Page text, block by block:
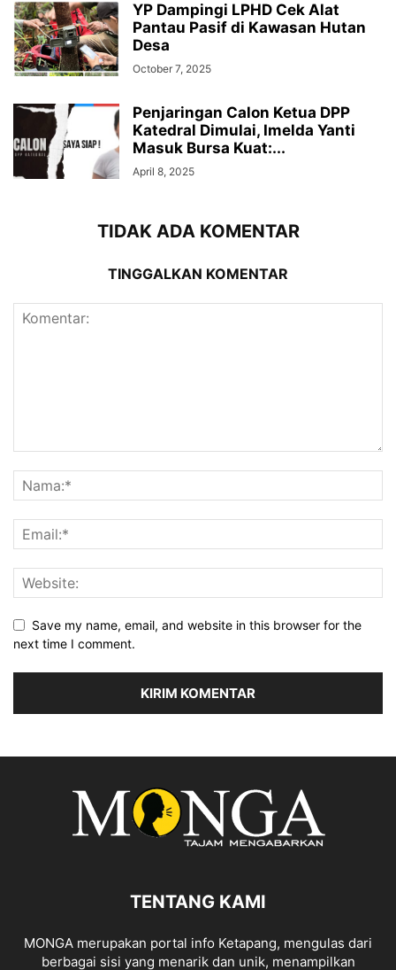
YP Dampingi LPHD Cek Alat
Pantau Pasif di Kawasan Hutan
Desa
October 7, 2025
Penjaringan Calon Ketua DPP
Katedral Dimulai, Imelda Yanti
Masuk Bursa Kuat:...
April 8, 2025
TIDAK ADA KOMENTAR
TINGGALKAN KOMENTAR
Save my name, email, and website in this browser for the
next time I comment.
TENTANG KAMI
MONGA merupakan portal info Ketapang, mengulas dari
berbagai sisi yang menarik dan unik, menampilkan